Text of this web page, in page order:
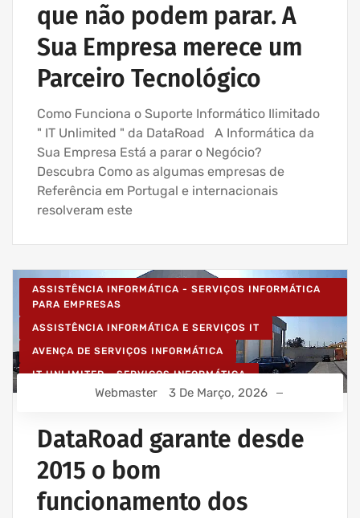
que não podem parar. A
Sua Empresa merece um
Parceiro Tecnológico
Como Funciona o Suporte Informático Ilimitado
" IT Unlimited " da DataRoad A Informática da
Sua Empresa Está a parar o Negócio?
Descubra Como as algumas empresas de
Referência em Portugal e internacionais
resolveram este
ASSISTÊNCIA INFORMÁTICA - SERVIÇOS INFORMÁTICA
PARA EMPRESAS
ASSISTÊNCIA INFORMÁTICA E SERVIÇOS IT
AVENÇA DE SERVIÇOS INFORMÁTICA
IT UNLIMITED - SERVIÇOS INFORMÁTICA
MANUTENÇÃO INFORMÁTICA EMPRESAS
Webmaster 3 De Março, 2026
DataRoad garante desde
2015 o bom
funcionamento dos